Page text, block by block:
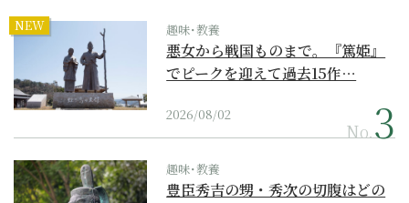
NEW 趣味･教養
悪女から戦国ものまで。『篤姫』
でピークを迎えて過去15作…
2026/08/02
No.
趣味･教養
豊臣秀吉の甥・秀次の切腹はどの